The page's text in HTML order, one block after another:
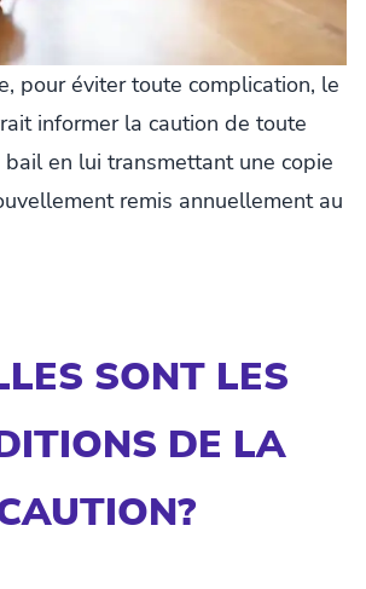
pour éviter toute complication, le
informer la caution de toute
en lui transmettant une copie
remis annuellement au
SONT LES
DE LA